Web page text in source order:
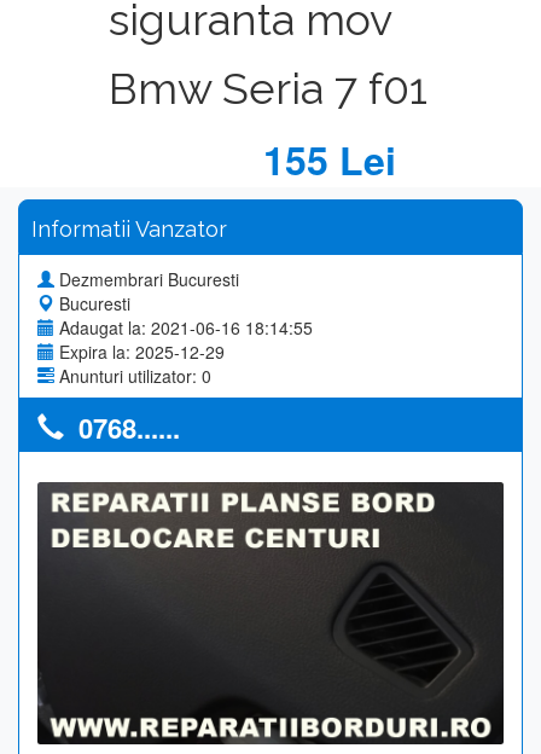
siguranta mov
Bmw Seria 7 f01
155 Lei
Informatii Vanzator
Dezmembrari Bucuresti
Bucuresti
Adaugat la: 2021-06-16 18:14:55
Expira la: 2025-12-29
Anunturi utilizator: 0
0768......